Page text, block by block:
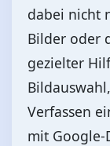
dabei nicht
Bilder oder
gezielter
Verfassen
mit Google-